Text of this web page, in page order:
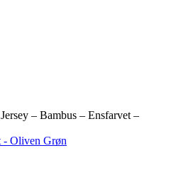
Jersey – Bambus – Ensfarvet –